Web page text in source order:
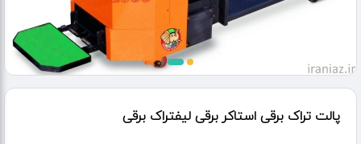
پالت تراک برقی استاکر برقی لیفتراک برقی